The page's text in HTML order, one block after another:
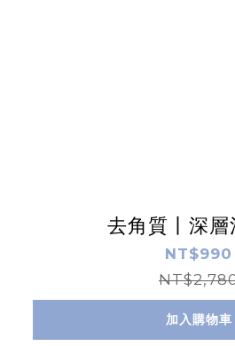
去角質丨深層
NT$990
加入購物車